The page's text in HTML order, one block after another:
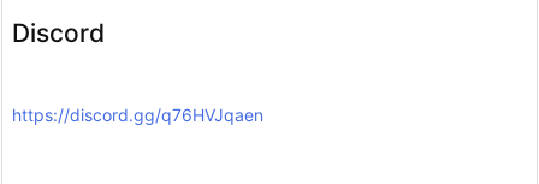
Discord
https://discord.gg/q76HVJqaen